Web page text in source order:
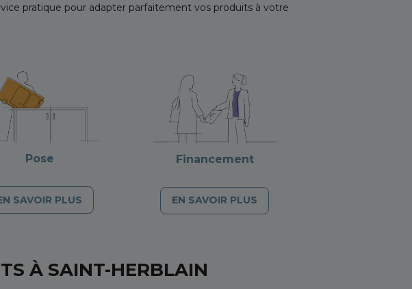
pratique pour adapter parfaitement vos produits à votre
Pose
SAVOIR PLUS
Financement
EN SAVOIR PLUS
À SAINT-HERBLAIN